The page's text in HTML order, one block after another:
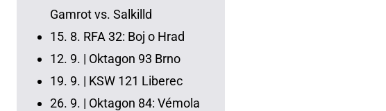
Gamrot vs. Salkilld
15. 8. RFA 32: Boj o Hrad
12. 9. | Oktagon 93 Brno
19. 9. | KSW 121 Liberec
26. 9. | Oktagon 84: Vémola